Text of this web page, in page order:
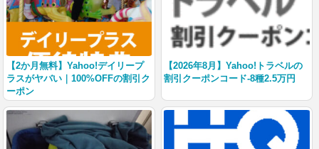
【2か月無料】Yahoo!デイリープ
ラスがヤバい｜100%OFFの割引ク
ーポン
【2026年8月】Yahoo!トラベルの
割引クーポンコード-8種2.5万円